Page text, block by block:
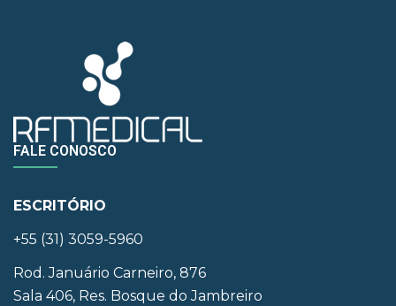
FALE CONOSCO
ESCRITÓRIO
+55 (31) 3059-5960
Rod. Januário Carneiro, 876
Sala 406, Res. Bosque do Jambreiro